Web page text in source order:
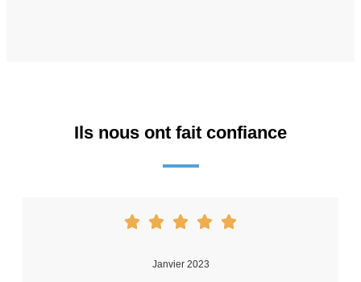
Ils nous ont fait confiance
Janvier 2023